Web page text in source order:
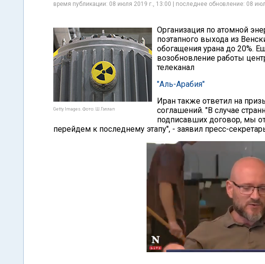
время публикации: 08 июля 2019 г., 13:00 | последнее обновление: 08
Getty Images. Фото: Ш.Гэллап
Организация по атомной
поэтапного выхода из
обогащения урана до 20%.
возобновление работы
телеканал
"Аль-Арабия"
Иран также ответил на
соглашений. "В случае
подписавших договор, мы
перейдем к последнему этапу", - заявил пресс-